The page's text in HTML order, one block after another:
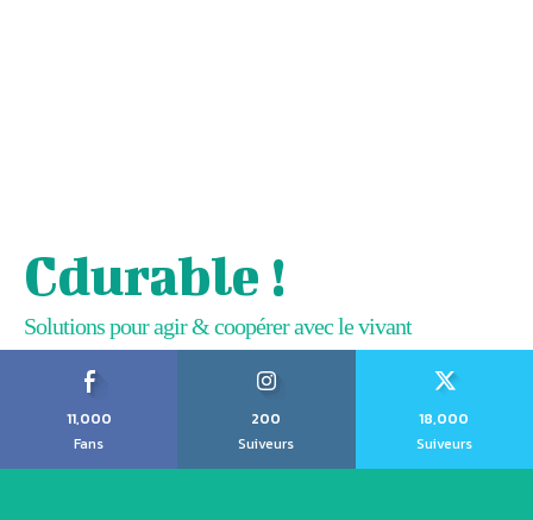
Cdurable !
Solutions pour agir & coopérer avec le vivant
11,000
Fans
200
Suiveurs
18,000
Suiveurs